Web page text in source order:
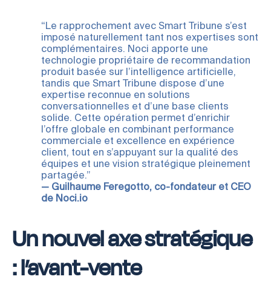
“Le rapprochement avec Smart Tribune s’est
imposé naturellement tant nos expertises sont
complémentaires. Noci apporte une
technologie propriétaire de recommandation
produit basée sur l’intelligence artificielle,
tandis que Smart Tribune dispose d’une
expertise reconnue en solutions
conversationnelles et d’une base clients
solide. Cette opération permet d’enrichir
l’offre globale en combinant performance
commerciale et excellence en expérience
client, tout en s’appuyant sur la qualité des
équipes et une vision stratégique pleinement
partagée.”
— Guilhaume Feregotto, co-fondateur et CEO
de Noci.io
Un nouvel axe stratégique
: l’avant-vente